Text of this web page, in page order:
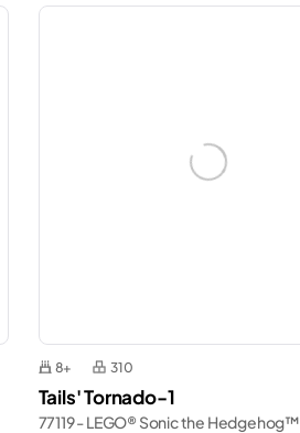
8+ 310
Tails' Tornado-1
77119 - LEGO® Sonic the Hedgehog™